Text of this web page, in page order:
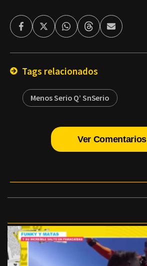
FacebookTwitterWhatsappThreadsEnviar
por
Tags relacionados
Menos Serio Q’ SnSerio
Ver Comentarios